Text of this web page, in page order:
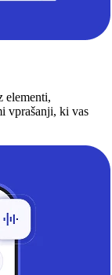
elementi,
vprašanji, ki vas